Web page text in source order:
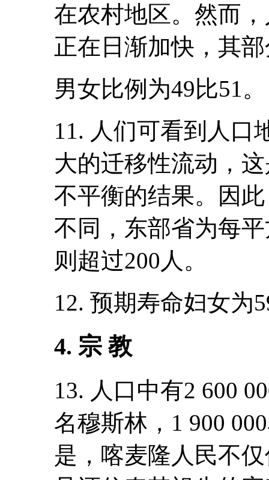
在农村地区。然而
正在日渐加快，其
男女比例为49比51。
11. 人们可看到人口
大的迁移性流动，
不平衡的结果。因
不同，东部省为每
则超过200人。
12. 预期寿命妇女为
4. 宗 教
13. 人口中有2 600
名穆斯林，1 900
是，喀麦隆人民不